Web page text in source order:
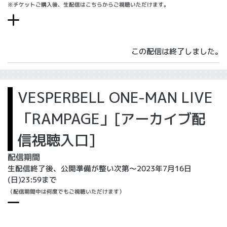
※チケットご購入後、生配信はこちらからご視聴いただけます。
この配信は終了しました。
VESPERBELL ONE-MAN LIVE
「RAMPAGE」[アーカイブ配
信視聴入口]
配信期間
生配信終了後、公開準備が整い次第～2023年7月16日
(日)23:59まで
（配信期間中は何度でもご視聴いただけます）